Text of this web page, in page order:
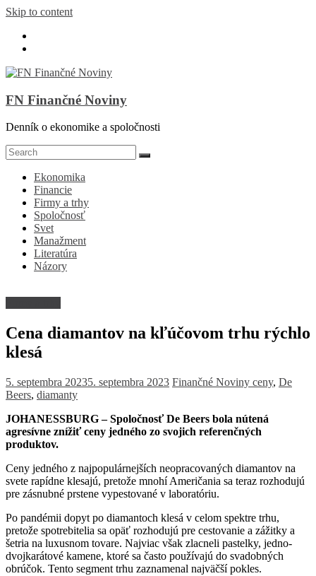
Skip to content
FN Finančné Noviny
Denník o ekonomike a spoločnosti
Ekonomika
Financie
Firmy a trhy
Spoločnosť
Svet
Manažment
Literatúra
Názory
Cena diamantov na kľúčovom trhu rýchlo
klesá
5. septembra 20235. septembra 2023 Finančné Noviny ceny, De
Beers, diamanty
JOHANESSBURG – Spoločnosť De Beers bola nútená
agresívne znížiť ceny jedného zo svojich referenčných
produktov.
Ceny jedného z najpopulárnejších neopracovaných diamantov na
svete rapídne klesajú, pretože mnohí Američania sa teraz rozhodujú
pre zásnubné prstene vypestované v laboratóriu.
Po pandémii dopyt po diamantoch klesá v celom spektre trhu,
pretože spotrebitelia sa opäť rozhodujú pre cestovanie a zážitky a
šetria na luxusnom tovare. Najviac však zlacneli pastelky, jedno-
dvojkarátové kamene, ktoré sa často používajú do svadobných
obrúčok. Tento segment trhu zaznamenal najväčší pokles.